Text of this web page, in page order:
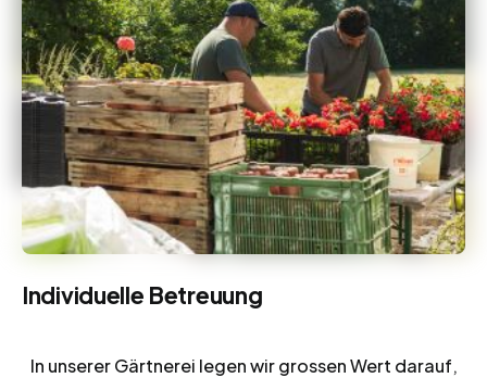
Individuelle Betreuung
In unserer Gärtnerei legen wir grossen Wert darauf,